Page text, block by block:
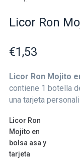
Licor Ron
€1,53
Licor Ron Mojito
contiene 1 botella
una tarjeta
Licor Ron
Mojito en
bolsa asa y
tarjeta